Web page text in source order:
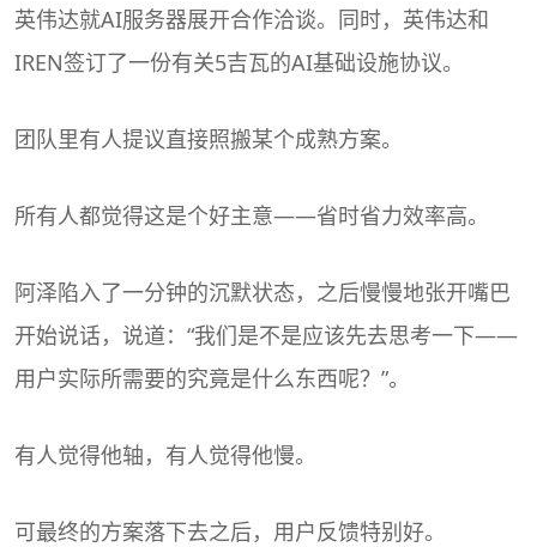
英伟达就AI服务器展开合作洽谈。同时，英伟达和
IREN签订了一份有关5吉瓦的AI基础设施协议。
团队里有人提议直接照搬某个成熟方案。
所有人都觉得这是个好主意——省时省力效率高。
阿泽陷入了一分钟的沉默状态，之后慢慢地张开嘴巴
开始说话，说道：“我们是不是应该先去思考一下——
用户实际所需要的究竟是什么东西呢？”。
有人觉得他轴，有人觉得他慢。
可最终的方案落下去之后，用户反馈特别好。